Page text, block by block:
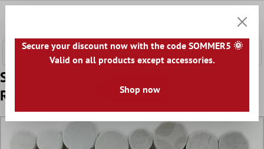
Sample Mozaïektegel Kiezelsteen Coin
Rond Wit
Secure your discount now with the code SOMMER5 🌞
Valid on all products except accessories.
Shop now